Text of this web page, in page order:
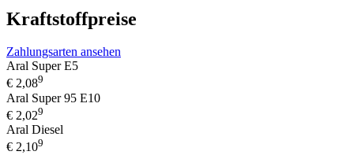
Kraftstoffpreise
Zahlungsarten ansehen
Aral Super E5
€ 2,089
Aral Super 95 E10
€ 2,029
Aral Diesel
€ 2,109